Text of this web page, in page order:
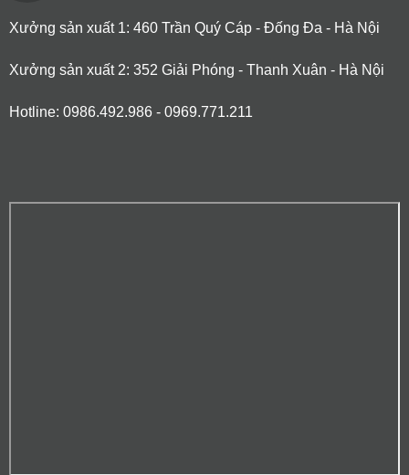
Xưởng sản xuất 1: 460 Trần Quý Cáp - Đống Đa - Hà Nội
Xưởng sản xuất 2: 352 Giải Phóng - Thanh Xuân - Hà Nội
Hotline: 0986.492.986 - 0969.771.211